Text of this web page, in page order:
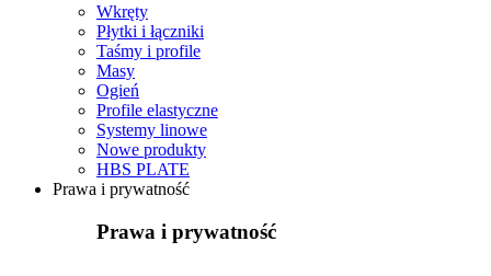
Wkręty
Płytki i łączniki
Taśmy i profile
Masy
Ogień
Profile elastyczne
Systemy linowe
Nowe produkty
HBS PLATE
Prawa i prywatność
Prawa i prywatność